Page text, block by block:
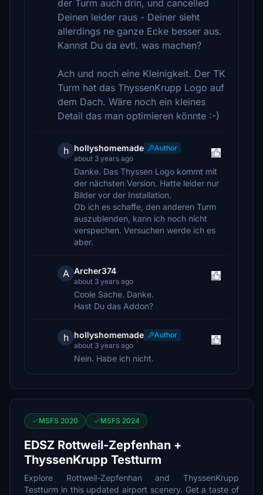
der Turm auch drin, und cancelled
Deinen leider raus - Deiner sieht
allerdings ne ganze Ecke besser aus.
Kannst Du da evtl. was machen?
Ach und noch eine Kleinigkeit. Der TK
Turm hat das ThyssenKrupp Logo auf
dem Dach. Wäre noch ein kleines
Detail das man optimieren könnte :-)
h hollyshomemade
Author
about 3 years ago
Danke. Das Thyssen Logo kommt mit
der nächsten Version. Hatte leider nur
Bilder vor der Installation.
Ob ich es schaffe, den anderen Turm
auszublenden, kann ich noch nicht
verspechen. Versuchen werde ich es
aber.
A Archer374
about 3 years ago
Coole Sache. Danke.
Hast Du das Addon?
h hollyshomemade
Author
about 3 years ago
Nein. Habe ich nicht.
MSFS 2020 MSFS 2024
EDSZ Rottweil-Zepfenhan +
ThyssenKrupp Testturm
Explore Rottweil-Zepfenhan and ThyssenKrupp
Testturm in this updated airport scenery. Get a taste of